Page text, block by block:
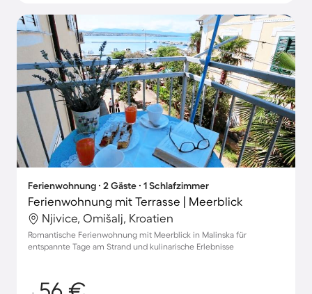
Ferienwohnung ∙ 2 Gäste ∙ 1 Schlafzimmer
Ferienwohnung mit Terrasse | Meerblick
Njivice, Omišalj, Kroatien
Romantische Ferienwohnung mit Meerblick in Malinska für
entspannte Tage am Strand und kulinarische Erlebnisse